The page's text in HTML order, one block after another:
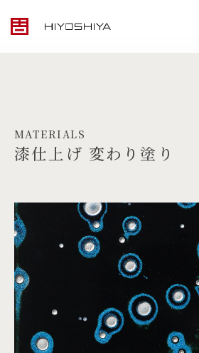
MATERIALS
PRODUCTS
ARTWORK
PROJECTS
MATERIALS
漆仕上げ 変わり塗り